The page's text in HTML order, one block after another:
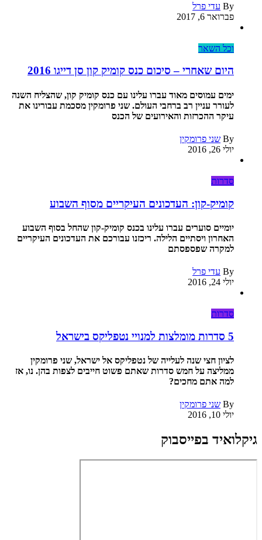
By עדי פרל
פברואר 6, 2017
וכל השאר
היום שאחרי – סיכום כנס קומיק קון סן דייגו 2016
ימים עמוסים מאוד עברו עלינו עם כנס קומיק קון, שהצליח השנה
לעורר עניין רב ברחבי העולם. שני פרומקין מסכמת עבורינו את
עיקר ההכרזות והאירועים של הכנס
By שני פרומקין
יולי 26, 2016
סדרות
קומיק-קון: העדכונים העיקריים מסוף השבוע
יומיים סוערים עברו עלינו בכנס קומיק-קון שהחל בסוף השבוע
האחרון ויסתיים הלילה. ריכזנו עבורכם את העדכונים העיקריים
למקרה שפספסתם
By עדי פרל
יולי 24, 2016
סדרות
5 סדרות מומלצות למנויי נטפליקס בישראל
לציון חצי שנה לעלייה של נטפליקס אל ישראל, שני פרומקין
ממליצה על חמש סדרות שאתם פשוט חייבים לצפות בהן. נו, אז
למה אתם מחכים?
By שני פרומקין
יולי 10, 2016
גיקלואיד בפייסבוק